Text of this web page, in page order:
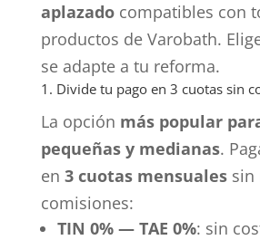
aplazadocompatibles con
productos de Varobath.
se adapte a tu reforma.
1. Divide tu pago en 3 cuotas sin
La opción más popular
pequeñas y medianas.
en 3 cuotas mensualessin
comisiones:
TIN 0% — TAE 0%: sin